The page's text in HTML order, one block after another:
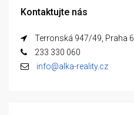
Kontaktujte nás
Terronská 947/49, Praha 6
233 330 060
info@alka-reality.cz